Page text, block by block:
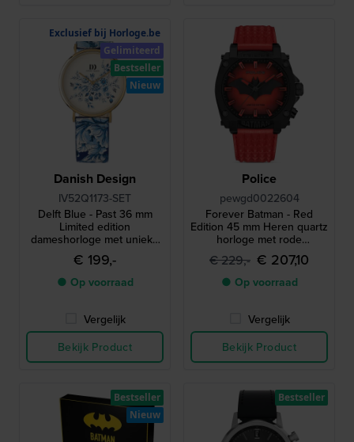
Danish Design
IV52Q1173-SET
Delft Blue - Past 36 mm
Limited edition
dameshorloge met unieke
Delfts blauwe hanger
€ 199,-
● Op voorraad
Vergelijk
Bekijk Product
Exclusief bij Horloge.be
Gelimiteerd
Bestseller
Nieuw
Police
pewgd0022604
Forever Batman - Red
Edition 45 mm Heren quartz
horloge met rode
verlichting
€ 229,- € 207,10
● Op voorraad
Vergelijk
Bekijk Product
Bestseller
Nieuw
Bestseller